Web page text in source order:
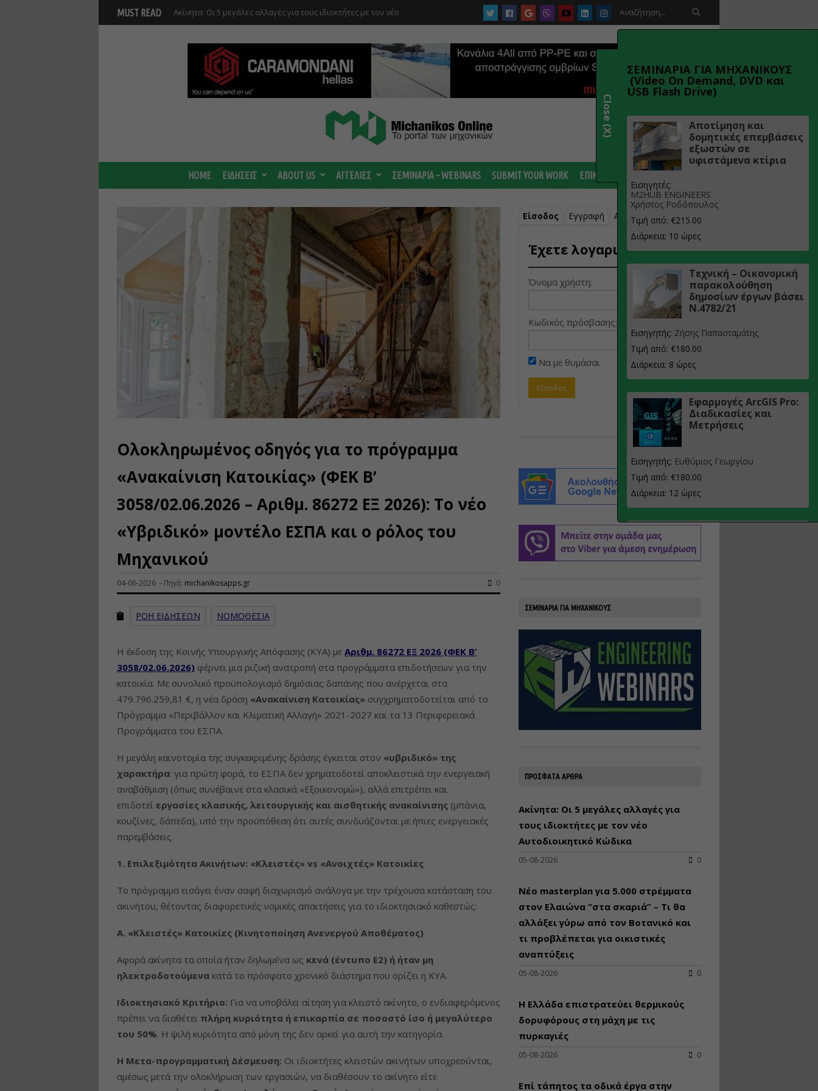
MUST READ Νέο masterplan για 5.000 στρέμματα στον Ελαιώνα “στα σκαριά” – Τι
αναπτύξεις

HOME ΕΙΔΗΣΕΙΣ ABOUT US ΑΓΓΕΛΙΕΣ ΣΕΜΙΝΑΡΙΑ – WEBINARS SUBMIT YOUR WORK ΕΠΙΚΟΙΝΩΝΙΑ
Ολοκληρωμένος οδηγός για το πρόγραμμα
«Ανακαίνιση Κατοικίας» (ΦΕΚ Β’
3058/02.06.2026 – Αριθμ. 86272 ΕΞ 2026): Το νέο
«Υβριδικό» μοντέλο ΕΣΠΑ και ο ρόλος του
Μηχανικού
04-06-2026 - Πηγή: michanikosapps.gr 0
ΡΟΗ ΕΙΔΗΣΕΩΝ ΝΟΜΟΘΕΣΙΑ
Η έκδοση της Κοινής Υπουργικής Απόφασης (ΚΥΑ) με Αριθμ. 86272 ΕΞ 2026 (ΦΕΚ Β’
3058/02.06.2026) φέρνει μια ριζική ανατροπή στα προγράμματα επιδοτήσεων για την
κατοικία. Με συνολικό προϋπολογισμό δημόσιας δαπάνης που ανέρχεται στα
479.796.259,81 €, η νέα δράση «Ανακαίνιση Κατοικίας» συγχρηματοδοτείται από το
Πρόγραμμα «Περιβάλλον και Κλιματική Αλλαγή» 2021-2027 και τα 13 Περιφερειακά
Προγράμματα του ΕΣΠΑ.
Η μεγάλη καινοτομία της συγκεκριμένης δράσης έγκειται στον «υβριδικό» της
χαρακτήρα: για πρώτη φορά, το ΕΣΠΑ δεν χρηματοδοτεί αποκλειστικά την ενεργειακή
αναβάθμιση (όπως συνέβαινε στα κλασικά «Εξοικονομώ»), αλλά επιτρέπει και
επιδοτεί εργασίες κλασικής, λειτουργικής και αισθητικής ανακαίνισης (μπάνια,
κουζίνες, δάπεδα), υπό την προϋπόθεση ότι αυτές συνδυάζονται με ήπιες ενεργειακές
παρεμβάσεις.
1. Επιλεξιμότητα Ακινήτων: «Κλειστές» vs «Ανοιχτές» Κατοικίες
Το πρόγραμμα εισάγει έναν σαφή διαχωρισμό ανάλογα με την τρέχουσα κατάσταση του
ακινήτου, θέτοντας διαφορετικές νομικές απαιτήσεις για το ιδιοκτησιακό καθεστώς:
Α. «Κλειστές» Κατοικίες (Κινητοποίηση Ανενεργού Αποθέματος)
Αφορά ακίνητα τα οποία ήταν δηλωμένα ως κενά (έντυπο Ε2) ή ήταν μη
ηλεκτροδοτούμενα κατά το πρόσφατο χρονικό διάστημα που ορίζει η ΚΥΑ.
Ιδιοκτησιακό Κριτήριο: Για να υποβάλει αίτηση για κλειστό ακίνητο, ο ενδιαφερόμενος
πρέπει να διαθέτει πλήρη κυριότητα ή επικαρπία σε ποσοστό ίσο ή μεγαλύτερο
του 50%. Η ψιλή κυριότητα από μόνη της δεν αρκεί για αυτή την κατηγορία.
Η Μετα-προγραμματική Δέσμευση: Οι ιδιοκτήτες κλειστών ακινήτων υποχρεούνται,
αμέσως μετά την ολοκλήρωση των εργασιών, να διαθέσουν το ακίνητο είτε
Είσοδος Εγγραφή Ανάκτηση κωδικού
Έχετε λογαριασμό;
Όνομα χρήστη:
Κωδικός πρόσβασης:
Να με θυμάσαι
ΣΕΜΙΝΑΡΙΑ ΓΙΑ ΜΗΧΑΝΙΚΟΥΣ
ΠΡΟΣΦΑΤΑ ΑΡΘΡΑ
Ακίνητα: Οι 5 μεγάλες αλλαγές για
τους ιδιοκτήτες με τον νέο
Αυτοδιοικητικό Κώδικα
05-08-2026 0
Νέο masterplan για 5.000 στρέμματα
στον Ελαιώνα “στα σκαριά” – Τι θα
αλλάξει γύρω από τον Βοτανικό και
τι προβλέπεται για οικιστικές
αναπτύξεις
05-08-2026 0
Η Ελλάδα επιστρατεύει θερμικούς
δορυφόρους στη μάχη με τις
πυρκαγιές
05-08-2026 0
Επί τάπητος τα οδικά έργα στην
ΣΕΜΙΝΑΡΙΑ ΓΙΑ ΜΗΧΑΝΙΚΟΥΣ
(Video On Demand, DVD και
USB Flash Drive)
Αποτίμηση και
δομητικές επεμβάσεις
εξωστών σε
υφιστάμενα κτίρια
Εισηγητές:
M2HUB ENGINEERS
Χρήστος Ροδόπουλος
Τιμή από: €215.00
Διάρκεια: 10 ώρες
Τεχνική – Οικονομική
παρακολούθηση
δημοσίων έργων βάσει
Ν.4782/21
Εισηγητής: Ζήσης Παπασταμάτης
Τιμή από: €180.00
Διάρκεια: 8 ώρες
Εφαρμογές ArcGIS Pro:
Διαδικασίες και
Μετρήσεις
Εισηγητής: Ευθύμιος Γεωργίου
Τιμή από: €180.00
Διάρκεια: 12 ώρες
υλοποίηση
φωτοβολταϊκών
Τιμή από: €230.00
Διάρκεια: 16 ώρες
Αρχιτεκτονικός
Σχεδιασμός με το
Rhinoceros
Τιμή από: €230.00
Διάρκεια: 14 ώρες
πιστοποιητικού
Εισηγητές:
Γραμματή Μπακλατσή
Τιμή από: €145.00
Close (X)